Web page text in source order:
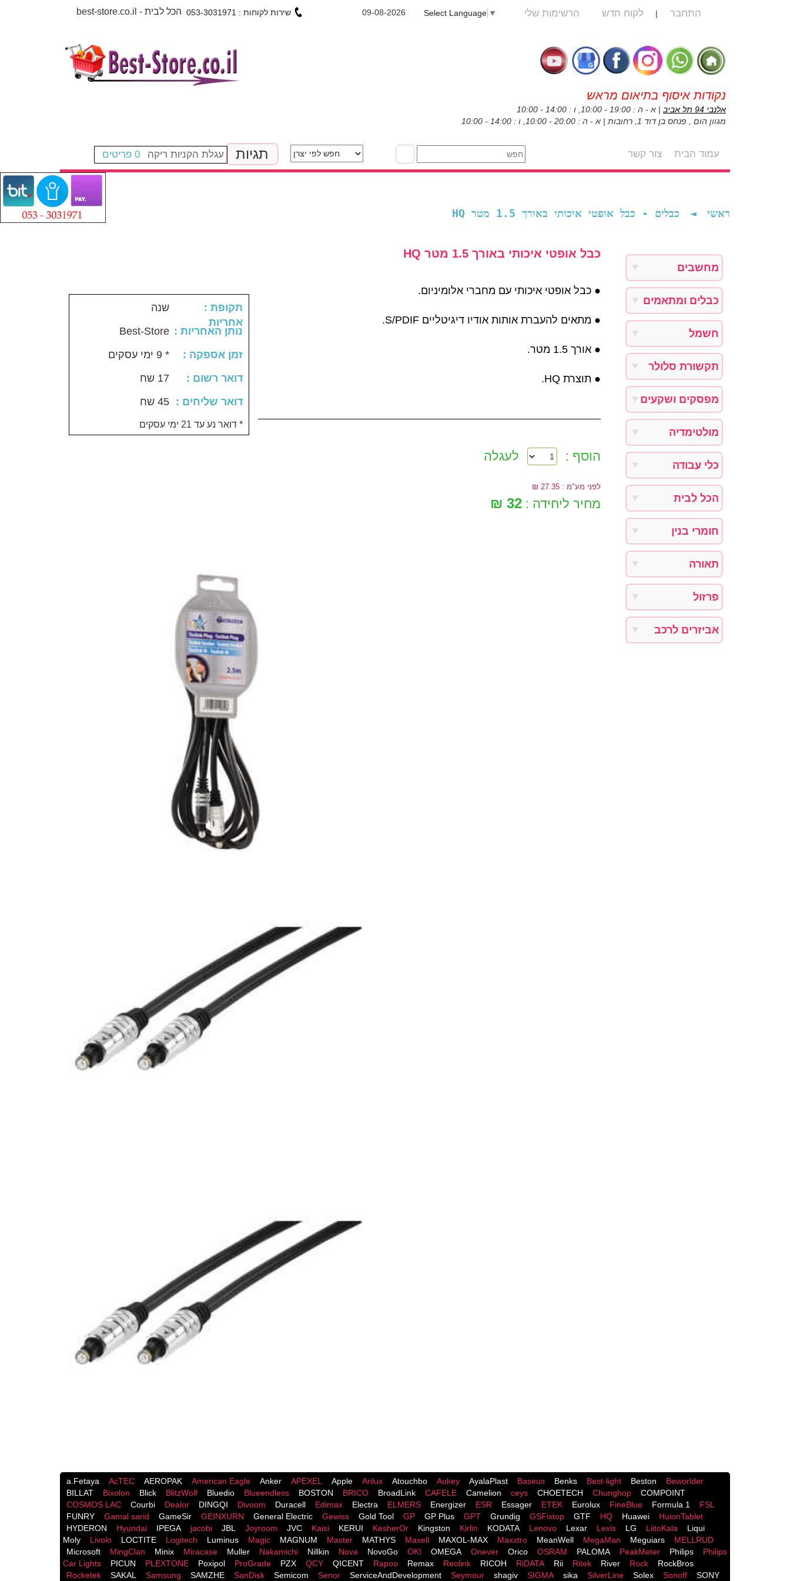
best-store.co.il - הכל לבית 09-08-2026 הרשימות שלי התחבר | לקוח חדש Select Language ▼
נקודות איסוף בתיאום מראש
אלנבי 94 תל אביב
| א - ה : 19:00 - 10:00, ו : 14:00 - 10:00
מגוון הום , פנחס בן דוד 1, רחובות | א - ה : 20:00 - 10:00, ו : 14:00 - 10:00
עמוד הבית צור קשר תגיות עגלת הקניות ריקה 0 פריטים
ראשי ◄ כבלים - כבל אופטי איכותי באורך 1.5 מטר HQ
: תקופת
אחריות
שנה
: נותן האחריות
Best-Store
: זמן אספקה
* 9 ימי עסקים
: דואר רשום
17 שח
: דואר שליחים
45 שח
דואר נע עד 21 ימי עסקים *
כבל אופטי איכותי באורך 1.5 מטר HQ
● כבל אופטי איכותי עם מחברי אלומיניום.
● מתאים להעברת אותות אודיו דיגיטליים S/PDIF.
● אורך 1.5 מטר.
● תוצרת HQ.
הוסף : לעגלה
לפני מע"מ : 27.35 ₪
מחיר ליחידה :32 ₪
מחשבים
כבלים ומתאמים
חשמל
תקשורת סלולר
מפסקים ושקעים
מולטימדיה
כלי עבודה
הכל לבית
חומרי בנין
תאורה
פרזול
אביזרים לרכב
a.Fetaya AcTEC AEROPAK American Eagle Anker APEXEL Apple Arilux Atouchbo Aukey AyalaPlast Baseus Benks Best-light Beston
Beworlder
BILLAT
Bixolon Blick BlitzWolf Bluedio Blueendless BOSTON BRICO BroadLink CAFELE Camelion ceys CHOETECH Chunghop
COMPOINT
COSMOS LACֹ
Courbi Dealor DINGQI Divoom Duracell Edimax Electra ELMERS Energizer ESR Essager ETEK Eurolux FineBlue Formula 1
FSL
FUNRY
Gamal sarid GameSir GEINXURN General Electric Gewiss Gold Tool GP GP Plus GPT Grundig GSFixtop GTF HQ Huawei
HuionTablet
HYDERON
Hyundai IPEGA jacobi JBL Joyroom JVC Kaisi KERUI KesherOr Kingston Kirlin KODATA Lenovo Lexar Lexis LG LiitoKala
Liqui
Moly
Livolo LOCTITE Logitech Luminus Magic MAGNUM Master MATHYS Maxell MAXOL-MAX Maxxtro MeanWell MegaMan Meguiars
MELLRUD
Microsoft
MingClan Minix Miracase Muller Nakamichi Nillkin Nova NovoGo OKI OMEGA Onever Orico OSRAM PALOMA PeakMeter Philips
Philips
Car Lights
PICUN PLEXTONE Poxipol ProGrade PZX QCY QICENT Rapoo Remax Reolink RICOH RiDATA Rii Ritek River Rock
RockBros
Rocketek
SAKAL Samsung SAMZHE SanDisk Semicom Senor ServiceAndDevelopment Seymour shagiv SIGMA sika SilverLine Solex Sonoff SONY